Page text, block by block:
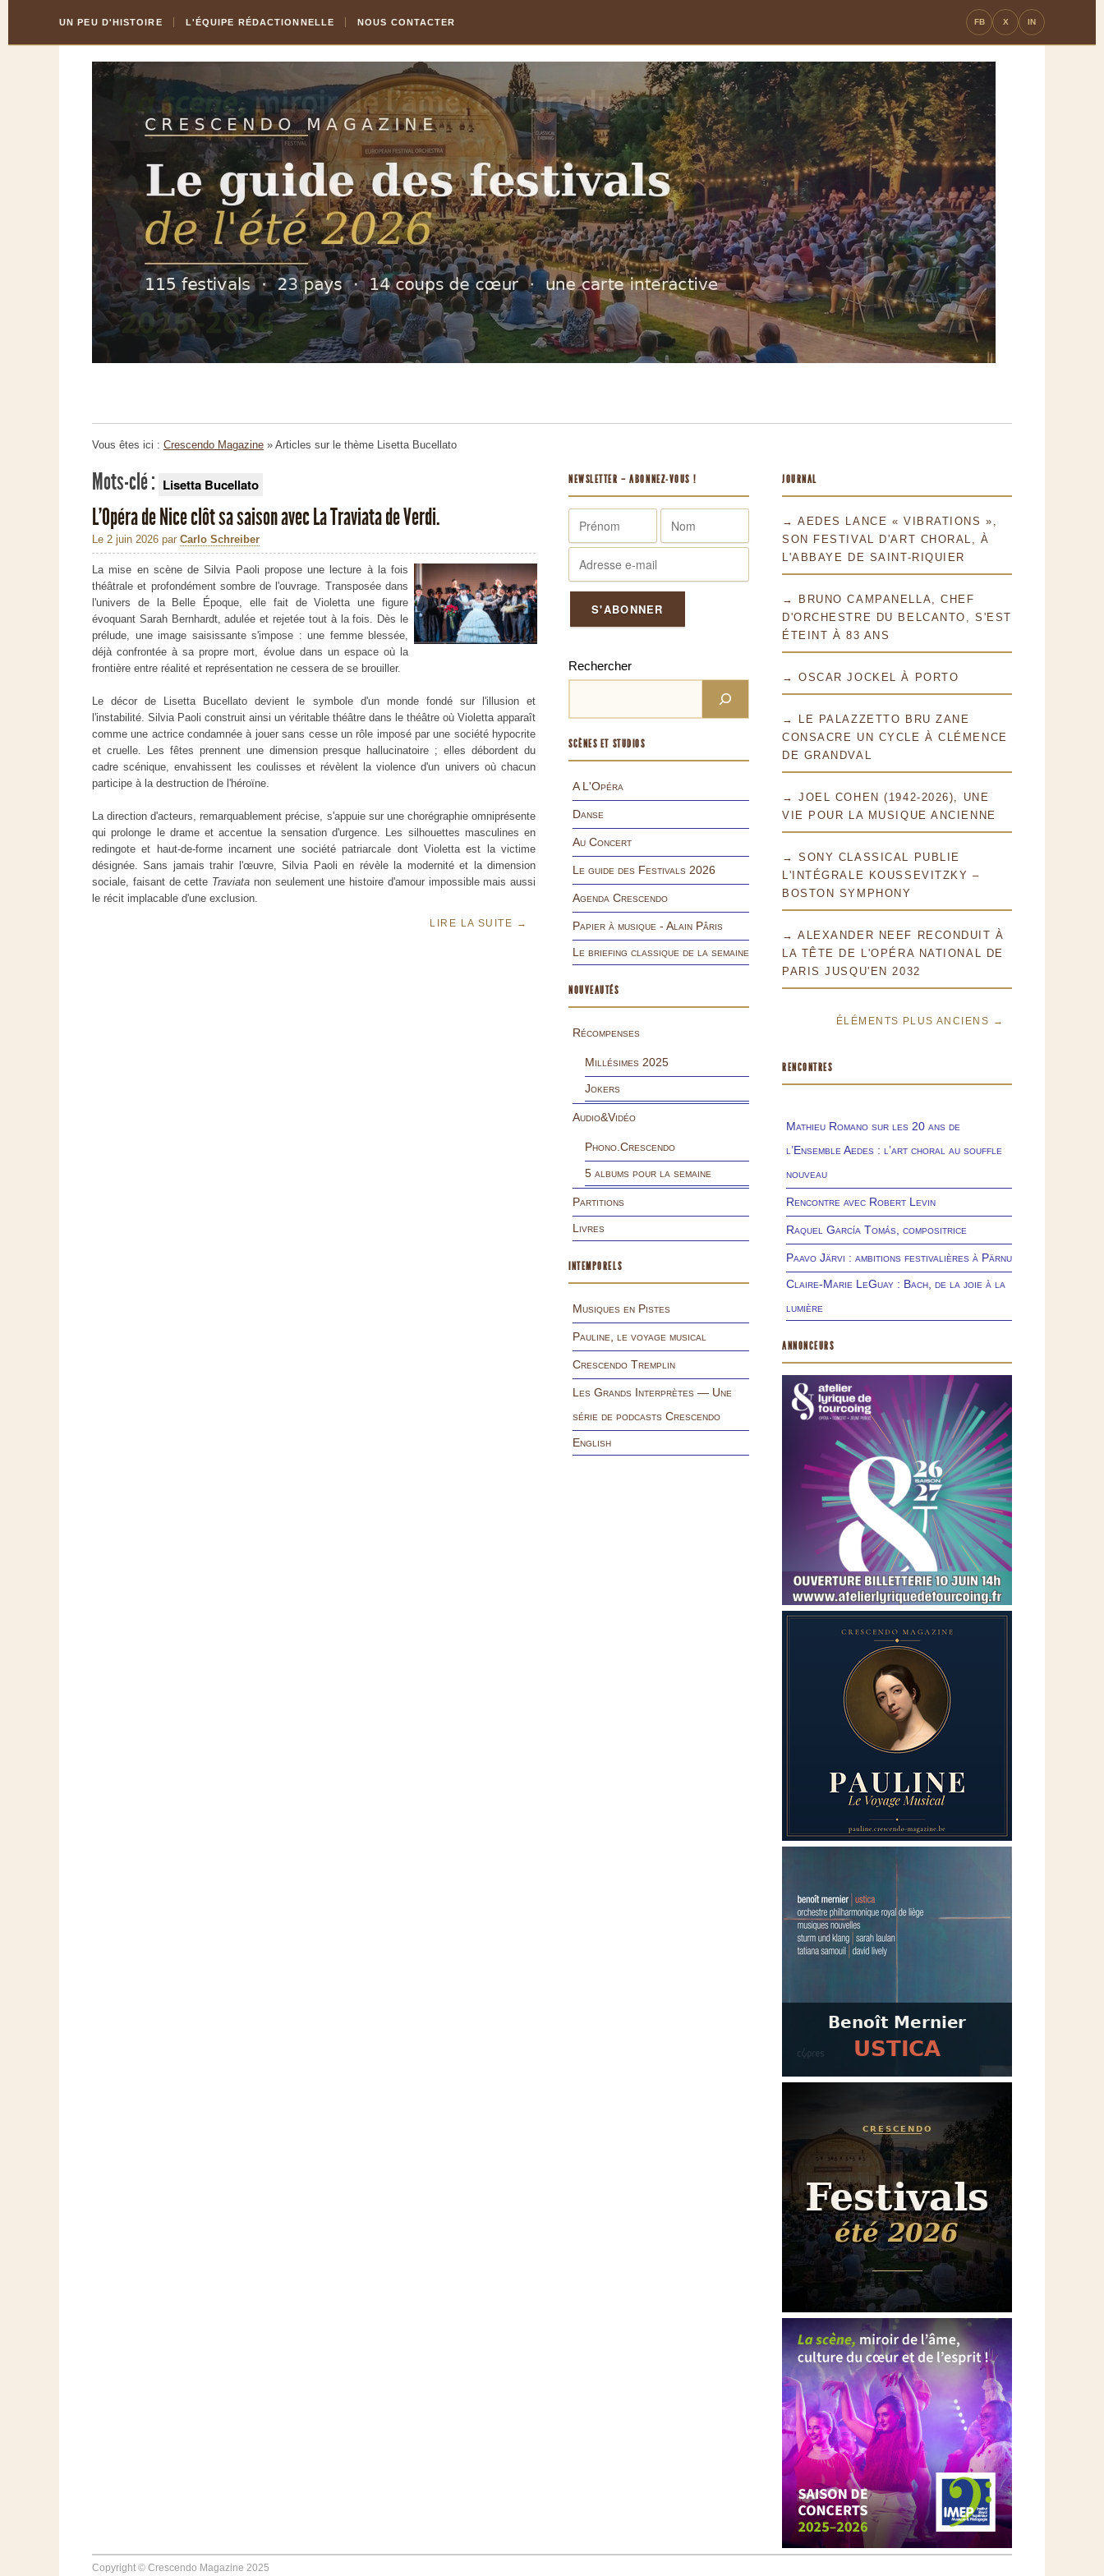
Content
la
UN PEU D'HISTOIRE L'ÉQUIPE RÉDACTIONNELLE NOUS CONTACTER FB X IN
Vous êtes ici : Crescendo Magazine » Articles sur le thème Lisetta Bucellato
Mots-clé : Lisetta Bucellato
L'Opéra de Nice clôt sa saison avec La Traviata de Verdi.
Le 2 juin 2026 par Carlo Schreiber
La mise en scène de Silvia Paoli propose une lecture à la fois
théâtrale et profondément sombre de l'ouvrage. Transposée dans
l'univers de la Belle Époque, elle fait de Violetta une figure
évoquant Sarah Bernhardt, adulée et rejetée tout à la fois. Dès le
prélude, une image saisissante s'impose : une femme blessée,
déjà confrontée à sa propre mort, évolue dans un espace où la
frontière entre réalité et représentation ne cessera de se brouiller.
Le décor de Lisetta Bucellato devient le symbole d'un monde fondé sur l'illusion et
l'instabilité. Silvia Paoli construit ainsi un véritable théâtre dans le théâtre où Violetta apparaît
comme une actrice condamnée à jouer sans cesse un rôle imposé par une société hypocrite
et cruelle. Les fêtes prennent une dimension presque hallucinatoire ; elles débordent du
cadre scénique, envahissent les coulisses et révèlent la violence d'un univers où chacun
participe à la destruction de l'héroïne.
La direction d'acteurs, remarquablement précise, s'appuie sur une chorégraphie omniprésente
qui prolonge le drame et accentue la sensation d'urgence. Les silhouettes masculines en
redingote et haut-de-forme incarnent une société patriarcale dont Violetta est la victime
désignée. Sans jamais trahir l'œuvre, Silvia Paoli en révèle la modernité et la dimension
sociale, faisant de cette Traviata non seulement une histoire d'amour impossible mais aussi
le récit implacable d'une exclusion.
LIRE LA SUITE →
NEWSLETTER – ABONNEZ-VOUS !
Rechercher
SCÈNES ET STUDIOS
A L'Opéra
Danse
Au Concert
Le guide des Festivals 2026
Agenda Crescendo
Papier à musique - Alain Pâris
Le briefing classique de la semaine
NOUVEAUTÉS
Récompenses
Millésimes 2025
Jokers
Audio&Vidéo
Phono.Crescendo
5 albums pour la semaine
Partitions
Livres
INTEMPORELS
Musiques en Pistes
Pauline, le voyage musical
Crescendo Tremplin
Les Grands Interprètes — Une
série de podcasts Crescendo
English
JOURNAL
→ AEDES LANCE « VIBRATIONS »,
SON FESTIVAL D'ART CHORAL, À
L'ABBAYE DE SAINT-RIQUIER
→ BRUNO CAMPANELLA, CHEF
D'ORCHESTRE DU BELCANTO, S'EST
ÉTEINT À 83 ANS
→ OSCAR JOCKEL À PORTO
→ LE PALAZZETTO BRU ZANE
CONSACRE UN CYCLE À CLÉMENCE
DE GRANDVAL
→ JOEL COHEN (1942-2026), UNE
VIE POUR LA MUSIQUE ANCIENNE
→ SONY CLASSICAL PUBLIE
L'INTÉGRALE KOUSSEVITZKY –
BOSTON SYMPHONY
→ ALEXANDER NEEF RECONDUIT À
LA TÊTE DE L'OPÉRA NATIONAL DE
PARIS JUSQU'EN 2032
ÉLÉMENTS PLUS ANCIENS →
RENCONTRES
Mathieu Romano sur les 20 ans de
l’Ensemble Aedes : l’art choral au souffle
nouveau
Rencontre avec Robert Levin
Raquel García Tomás, compositrice
Paavo Järvi : ambitions festivalières à Pärnu
Claire-Marie LeGuay : Bach, de la joie à la
lumière
ANNONCEURS
Copyright © Crescendo Magazine 2025